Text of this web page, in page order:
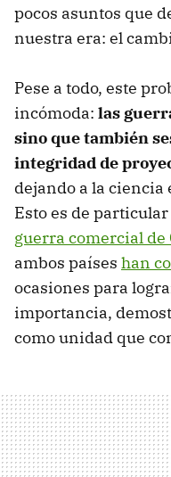
pocos asuntos que
nuestra era: el
Pese a todo, este
incómoda: las
sino que también
integridad de
dejando a la ciencia
Esto es de
guerra comercial de
ambos países han
ocasiones para
importancia,
como unidad que